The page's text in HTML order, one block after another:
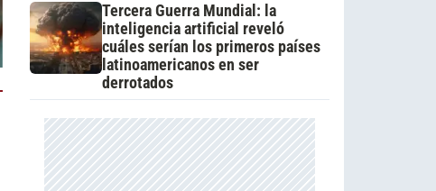
Tercera Guerra Mundial: la
inteligencia artificial reveló
cuáles serían los primeros países
latinoamericanos en ser
derrotados